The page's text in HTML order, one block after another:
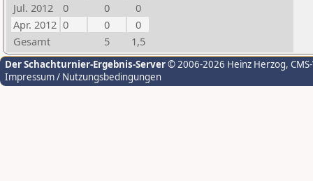
Jul. 2012
0 0
0
Apr. 2012 0 0
0
Gesamt
5 1,5
Der Schachturnier-Ergebnis-Server© 2006-2026 Heinz Herzog,
Impressum / Nutzungsbedingungen